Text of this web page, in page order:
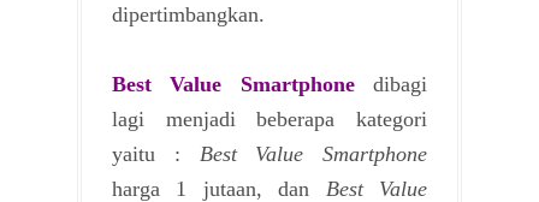
dipertimbangkan.
Best Value Smartphonedibagi
lagi menjadi beberapa kategori
yaitu : Best Value Smartphone
harga 1 jutaan, dan Best Value